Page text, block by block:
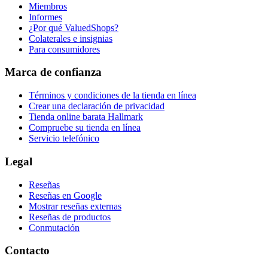
Miembros
Informes
¿Por qué ValuedShops?
Colaterales e insignias
Para consumidores
Marca de confianza
Términos y condiciones de la tienda en línea
Crear una declaración de privacidad
Tienda online barata Hallmark
Compruebe su tienda en línea
Servicio telefónico
Legal
Reseñas
Reseñas en Google
Mostrar reseñas externas
Reseñas de productos
Conmutación
Contacto